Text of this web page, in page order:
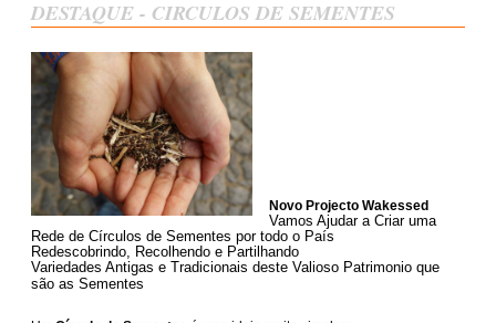
DESTAQUE - CIRCULOS DE SEMENTES
Novo Projecto Wakessed
Vamos Ajudar a Criar uma
Rede de Círculos de Sementes por todo o País
Redescobrindo, Recolhendo e Partilhando
Variedades Antigas e Tradicionais deste Valioso Patrimonio que
são as Sementes